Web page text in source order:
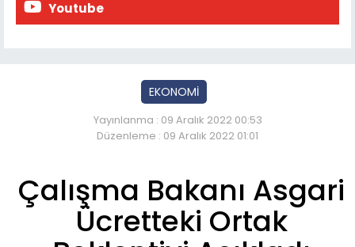
Youtube
EKONOMİ
Yayınlanma : 09 Aralık 2022 00:53
Düzenleme : 09 Aralık 2022 01:01
Çalışma Bakanı Asgari
Ücretteki Ortak